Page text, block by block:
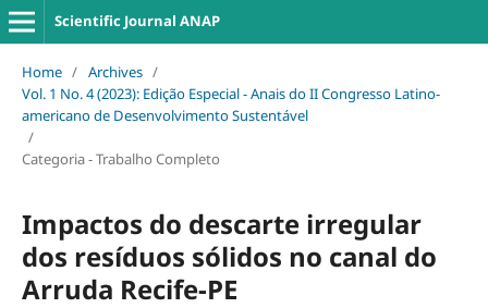
Scientific Journal ANAP
Home / Archives /
Vol. 1 No. 4 (2023): Edição Especial - Anais do II Congresso Latino-
americano de Desenvolvimento Sustentável
/
Categoria - Trabalho Completo
Impactos do descarte irregular
dos resíduos sólidos no canal do
Arruda Recife-PE